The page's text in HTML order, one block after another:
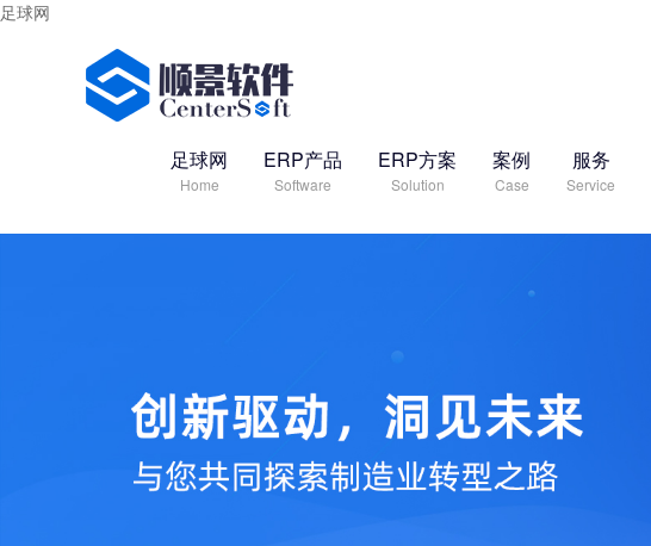
足球网
足球网
Home
ERP产品
Software
ERP方案
Solution
案例
Case
服务
Service